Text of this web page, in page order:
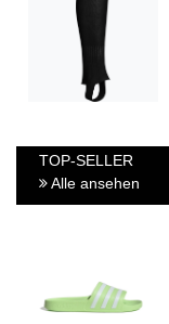
TOP-SELLER
Alle ansehen